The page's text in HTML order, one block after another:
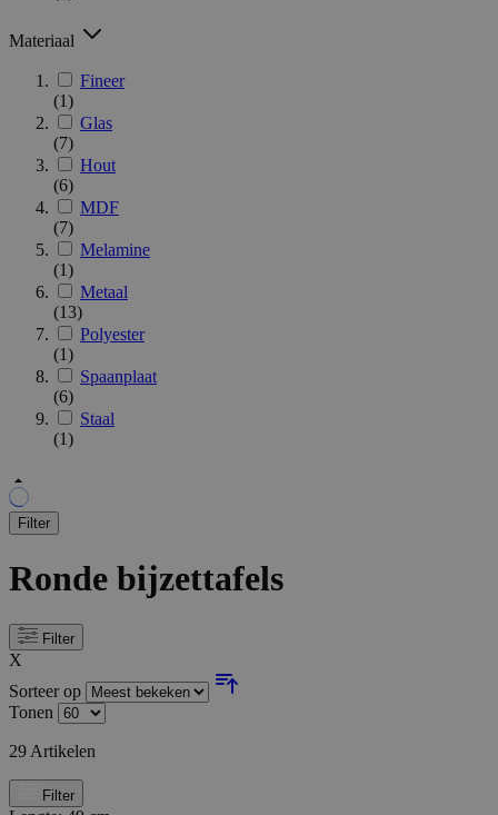
Materiaal
Fineer
(1)
Glas
(7)
Hout
(6)
MDF
(7)
Melamine
(1)
Metaal
(13)
Polyester
(1)
Spaanplaat
(6)
Staal
(1)
Filter
Ronde bijzettafels
Filter
X
Sorteer op
Tonen
29 Artikelen
Filter